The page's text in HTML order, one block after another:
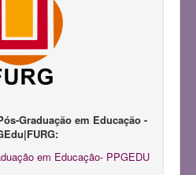
Graduação em Educação -